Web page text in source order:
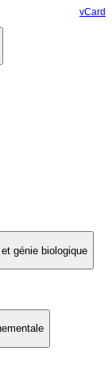
vCard
génie biologique